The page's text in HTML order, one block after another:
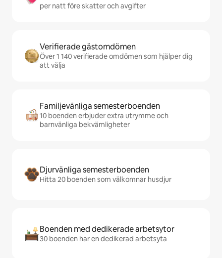
per natt före skatter och avgifter
Verifierade gästomdömen
Över 1 140 verifierade omdömen som hjälper dig
att välja
Familjevänliga semesterboenden
10 boenden erbjuder extra utrymme och
barnvänliga bekvämligheter
Djurvänliga semesterboenden
Hitta 20 boenden som välkomnar husdjur
Boenden med dedikerade arbetsytor
30 boenden har en dedikerad arbetsyta